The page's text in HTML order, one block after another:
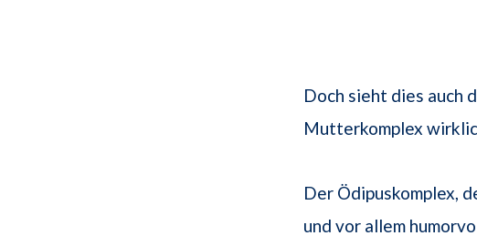
Doch sieht dies auch
Mutterkomplex
Der Ödipuskomplex,
und vor allem